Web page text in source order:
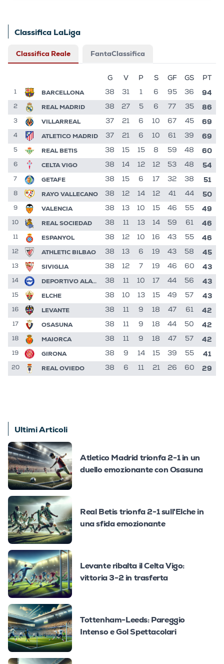
Classifica LaLiga
Classifica Reale FantaClassifica
G V P S GF GS PT
1 BARCELLONA 38 31 1 6 95 36 94
2 REAL MADRID 38 27 5 6 77 35 86
3 VILLARREAL 37 21 6 10 67 45 69
4 ATLETICO MADRID 37 21 6 10 61 39 69
5 REAL BETIS 38 15 15 8 59 48 60
6 CELTA VIGO 38 14 12 12 53 48 54
7 GETAFE 38 15 6 17 32 38 51
8 RAYO VALLECANO 38 12 14 12 41 44 50
9 VALENCIA 38 13 10 15 46 55 49
10 REAL SOCIEDAD 38 11 13 14 59 61 46
11 ESPANYOL 38 12 10 16 43 55 46
12 ATHLETIC BILBAO 38 13 6 19 43 58 45
13 SIVIGLIA 38 12 7 19 46 60 43
14 DEPORTIVO ALAVES 38 11 10 17 44 56 43
15 ELCHE 38 10 13 15 49 57 43
16 LEVANTE 38 11 9 18 47 61 42
17 OSASUNA 38 11 9 18 44 50 42
18 MAIORCA 38 11 9 18 47 57 42
19 GIRONA 38 9 14 15 39 55 41
20 REAL OVIEDO 38 6 11 21 26 60 29
Ultimi Articoli
Atletico Madrid trionfa 2-1 in un
duello emozionante con Osasuna
Real Betis trionfa 2-1 sull'Elche in
una sfida emozionante
Levante ribalta il Celta Vigo:
vittoria 3-2 in trasferta
Tottenham-Leeds: Pareggio
Intenso e Gol Spettacolari